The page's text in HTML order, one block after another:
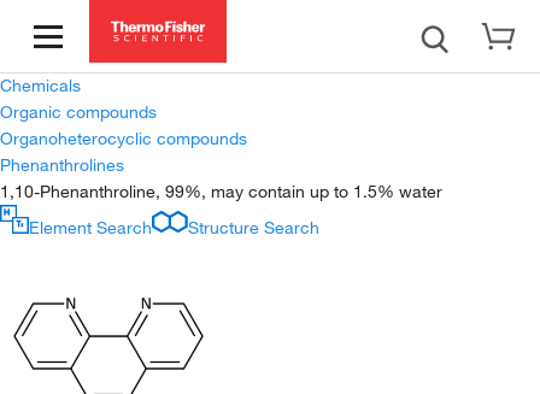
Chemicals
Organic compounds
Organoheterocyclic compounds
Phenanthrolines
1,10-Phenanthroline, 99%, may contain up to 1.5% water
Element Search
Structure Search